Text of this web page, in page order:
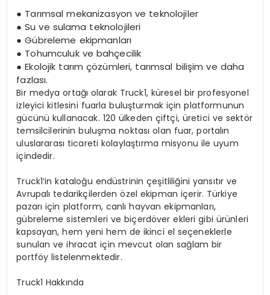
● Tarımsal mekanizasyon ve teknolojiler
●Su ve sulama teknolojileri
●Gübreleme ekipmanları
● Tohumculuk ve bahçecilik
●Ekolojik tarım çözümleri, tarımsal bilişim ve daha
fazlası.
Bir medya ortağı olarak Truck1, küresel bir profesyonel
izleyici kitlesini fuarla buluşturmak için platformunun
gücünü kullanacak. 120 ülkeden çiftçi, üretici ve sektör
temsilcilerinin buluşma noktası olan fuar, portalın
uluslararası ticareti kolaylaştırma misyonu ile uyum
içindedir.
Truck1’inkataloğu endüstrinin çeşitliliğini yansıtır ve
Avrupalı tedarikçilerdenözel ekipman içerir. Türkiye
pazarı için platform, canlı hayvan ekipmanları,
gübreleme sistemleri ve biçerdöver ekleri gibi ürünleri
kapsayan, hem yeni hem de ikinci el seçeneklerle
sunulan ve ihracat için mevcut olan sağlam bir
portföy listelenmektedir.
Truck1 Hakkında